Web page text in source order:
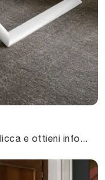
Tavolino Magic-J di Connubia: clicca e ottieni informazioni sui Complementi e tavolini moderni in melaminico del noto e rinomato brand!